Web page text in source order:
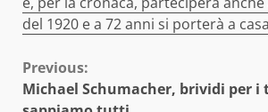
del 1920 e a 72 anni si porterà a
Continue
Previous:
Michael Schumacher, brividi per i